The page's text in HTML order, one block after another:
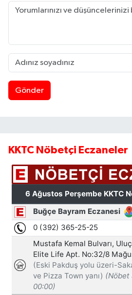
Gönder
KKTC Nöbetçi Eczaneler